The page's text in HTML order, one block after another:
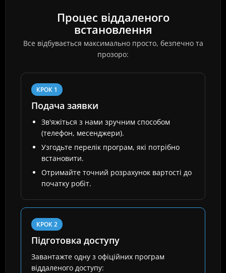
Процес віддаленого
встановлення
Все відбувається максимально просто, безпечно та
прозоро:
КРОК 1
Подача заявки
Зв'яжіться з нами зручним способом
(телефон, месенджери).
Узгодьте перелік програм, які потрібно
встановити.
Отримайте точний розрахунок вартості до
початку робіт.
КРОК 2
Підготовка доступу
Завантажте одну з офіційних програм
віддаленого доступу: